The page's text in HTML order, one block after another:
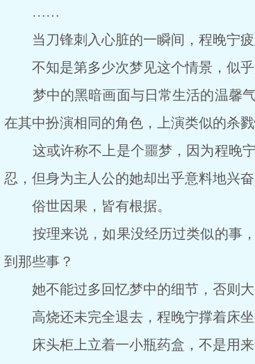
……
当刀锋刺入心脏的一瞬间，程晚宁疲
不知是第多少次梦见这个情景，似乎
梦中的黑暗画面与日常生活的温馨气
在其中扮演相同的角色，上演类似的杀戮
这或许称不上是个噩梦，因为程晚宁
忍，但身为主人公的她却出乎意料地兴
俗世因果，皆有根据。
按理来说，如果没经历过类似的事，
到那些事？
她不能过多回忆梦中的细节，否则大
高烧还未完全退去，程晚宁撑着床坐
床头柜上立着一小瓶药盒，不是用来